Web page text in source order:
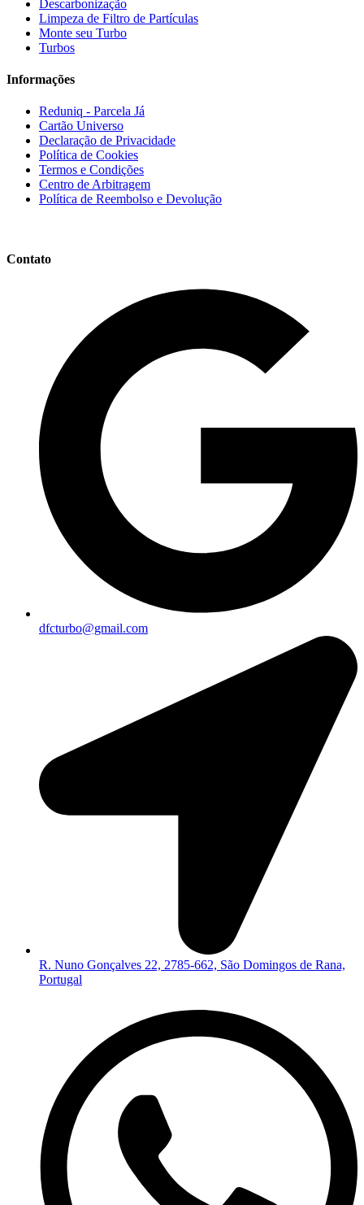
Descarbonização
Limpeza de Filtro de Partículas
Monte seu Turbo
Turbos
Informações
Reduniq - Parcela Já
Cartão Universo
Declaração de Privacidade
Política de Cookies
Termos e Condições
Centro de Arbitragem
Política de Reembolso e Devolução
Contato
dfcturbo@gmail.com
R. Nuno Gonçalves 22, 2785-662, São Domingos de Rana,
Portugal